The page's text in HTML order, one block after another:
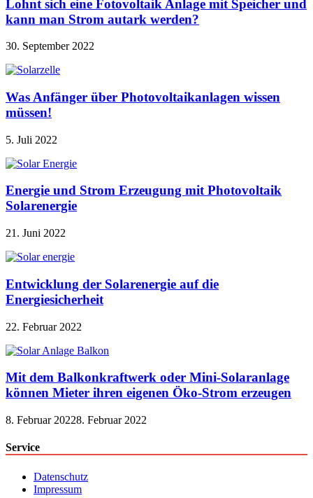
Lohnt sich eine Fotovoltaik Anlage mit Speicher und
kann man Strom autark werden?
30. September 2022
Was Anfänger über Photovoltaikanlagen wissen
müssen!
5. Juli 2022
Energie und Strom Erzeugung mit Photovoltaik
Solarenergie
21. Juni 2022
Entwicklung der Solarenergie auf die
Energiesicherheit
22. Februar 2022
Mit dem Balkonkraftwerk oder Mini-Solaranlage
können Mieter ihren eigenen Öko-Strom erzeugen
8. Februar 20228. Februar 2022
Service
Datenschutz
Impressum